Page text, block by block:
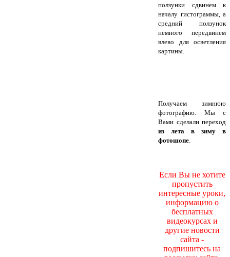
ползунки сдвинем к
началу гистограммы, а
средний ползунок
немного передвинем
влево для осветления
картины.
Получаем зимнюю
фотографию. Мы с
Вами сделали переход
из лета в зиму в
фотошопе
Если Вы не хотите
пропустить
интересные уроки,
информацию о
бесплатных
видеокурсах и
другие новости
сайта -
подпишитесь на